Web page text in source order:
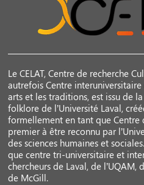
Le CELAT, Centre de recherche
autrefois Centre interuniversitaire
arts et les traditions, est issu de
folklore de l’Université Laval,
formellement en tant que
premier à être reconnu par
des sciences humaines et
que centre tri-universitaire et
chercheurs de Laval, de l’UQAM,
de McGill.